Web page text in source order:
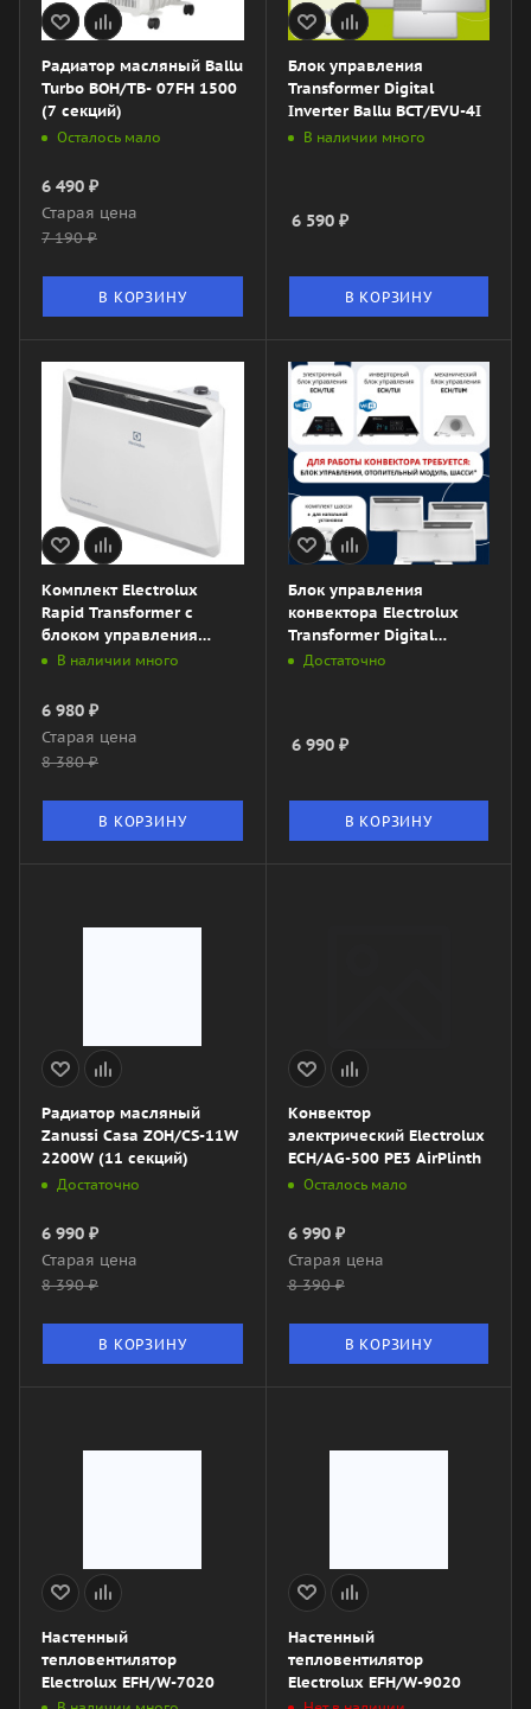
Радиатор масляный Ballu
Turbo BOH/TB- 07FH 1500
(7 секций)
Осталось мало
6 490 ₽
Старая цена
7 190₽
В КОРЗИНУ
Блок управления
Transformer Digital
Inverter Ballu BCT/EVU-4I
В наличии много
6 590₽
В КОРЗИНУ
Комплект Electrolux
Rapid Transformer с
блоком управления
ECH/R-1000 T-TUM3
В наличии много
6 980 ₽
Старая цена
8 380₽
В КОРЗИНУ
Блок управления
конвектора Electrolux
Transformer Digital
Inverter ECH/TUI4
Достаточно
6 990₽
В КОРЗИНУ
Радиатор масляный
Zanussi Casa ZOH/CS-11W
2200W (11 секций)
Достаточно
6 990 ₽
Старая цена
8 390₽
В КОРЗИНУ
Конвектор
электрический Electrolux
ECH/AG-500 PE3 AirPlinth
Осталось мало
6 990₽
Старая цена
8 390₽
В КОРЗИНУ
Настенный
тепловентилятор
Electrolux EFH/W-7020
Настенный
тепловентилятор
Electrolux EFH/W-9020